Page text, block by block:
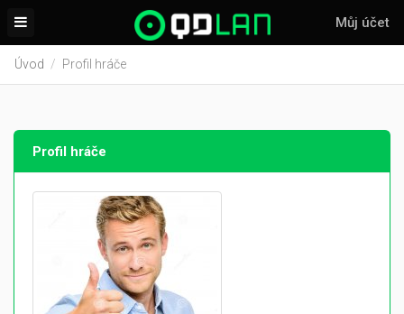
Můj účet
Úvod Profil hráče
Profil hráče